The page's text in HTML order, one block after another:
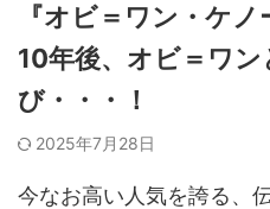
『オビ＝ワン・ケ
10年後、オビ＝ワ
び・・・！
2025年7月28日
今なお高い人気を誇る、